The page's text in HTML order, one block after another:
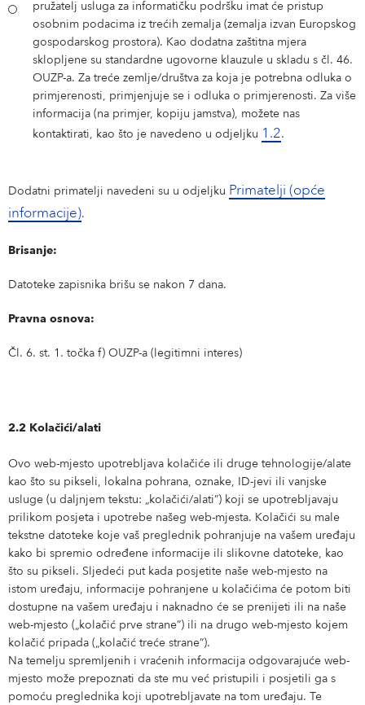
pružatelj usluga za informatičku podršku imat će pristup
osobnim podacima iz trećih zemalja (zemalja izvan Europskog
gospodarskog prostora). Kao dodatna zaštitna mjera
sklopljene su standardne ugovorne klauzule u skladu s čl. 46.
OUZP-a. Za treće zemlje/društva za koja je potrebna odluka o
primjerenosti, primjenjuje se i odluka o primjerenosti. Za više
informacija (na primjer, kopiju jamstva), možete nas
kontaktirati, kao što je navedeno u odjeljku 1.2.
Dodatni primatelji navedeni su u odjeljku Primatelji (opće
informacije).
Brisanje:
Datoteke zapisnika brišu se nakon 7 dana.
Pravna osnova:
Čl. 6. st. 1. točka f) OUZP-a (legitimni interes)
2.2 Kolačići/alati
Ovo web-mjesto upotrebljava kolačiće ili druge tehnologije/alate
kao što su pikseli, lokalna pohrana, oznake, ID-jevi ili vanjske
usluge (u daljnjem tekstu: „kolačići/alati”) koji se upotrebljavaju
prilikom posjeta i upotrebe našeg web-mjesta. Kolačići su male
tekstne datoteke koje vaš preglednik pohranjuje na vašem uređaju
kako bi spremio određene informacije ili slikovne datoteke, kao
što su pikseli. Sljedeći put kada posjetite naše web-mjesto na
istom uređaju, informacije pohranjene u kolačićima će potom biti
dostupne na vašem uređaju i naknadno će se prenijeti ili na naše
web-mjesto („kolačić prve strane”) ili na drugo web-mjesto kojem
kolačić pripada („kolačić treće strane”).
Na temelju spremljenih i vraćenih informacija odgovarajuće web-
mjesto može prepoznati da ste mu već pristupili i posjetili ga s
pomoću preglednika koji upotrebljavate na tom uređaju. Te